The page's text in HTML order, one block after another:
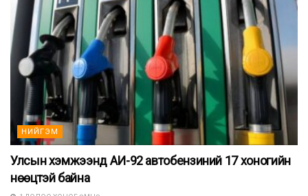
НИЙГЭМ
Улсын хэмжээнд АИ-92 автобензиний 17 хоногийн
нөөцтэй байна